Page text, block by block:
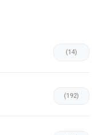
(14)
(192)